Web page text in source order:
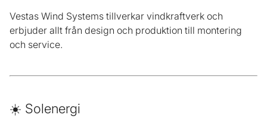
Vestas Wind Systems tillverkar vindkraftverk och
erbjuder allt från design och produktion till montering
och service.
☀️ Solenergi